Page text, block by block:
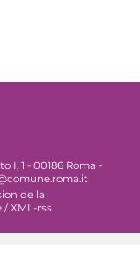
I, 1 - 00186 Roma -
de la
/XML-rss